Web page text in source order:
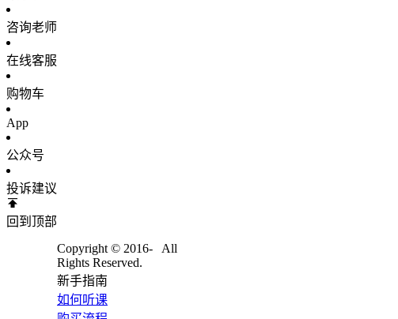
咨询老师
在线客服
购物车
App
公众号
投诉建议
回到顶部
Copyright © 2016-
All
Rights Reserved.
新手指南
如何听课